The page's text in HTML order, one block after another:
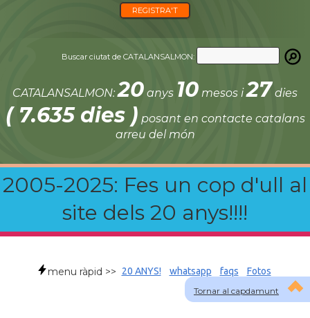
REGISTRA'T
Buscar ciutat de CATALANSALMON:
CATALANSALMON:20 anys 10 mesos i27 dies
( 7.635 dies ) posant en contacte catalans
arreu del món
2005-2025: Fes un cop d'ull al
site dels 20 anys!!!!
Tornar al capdamunt
menu ràpid >> 20 ANYS! whatsapp faqs Fotos